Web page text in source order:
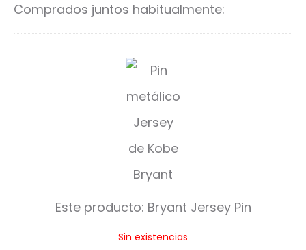
Comprados juntos habitualmente:
B
r
y
a
n
e
Este producto: Bryant Jersey Pin
Sin existencias